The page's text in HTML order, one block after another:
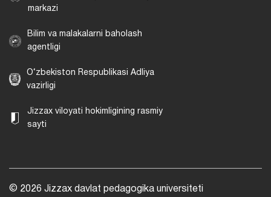
markazi
Bilim va malakalarni baholash
agentligi
O‘zbekiston Respublikasi Adliya
vazirligi
Jizzax viloyati hokimligining rasmiy
sayti
© 2026 Jizzax davlat pedagogika universiteti